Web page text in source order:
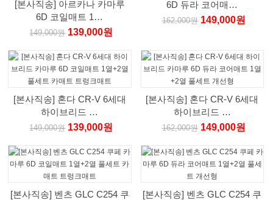
[본사직송] 아르카나 카마루
6D 코일매트 1…
149,000원 139,000원
6D 듀라 코어매…
162,000원149,000원
[본사직송] 혼다 CR-V 6세대
하이브리드 …
149,000원 139,000원
[본사직송] 혼다 CR-V 6세대
하이브리드 …
162,000원149,000원
[본사직송] 벤츠 GLC C254 쿠
[본사직송] 벤츠 GLC C254 쿠